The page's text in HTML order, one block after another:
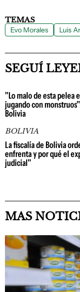
TEMAS
Evo Morales Luis
SEGUÍ
"Lo malo de esta pelea
jugando con
Bolivia
BOLIVIA
La fiscalía de Bolivia
enfrenta y por qué el
judicial"
MAS